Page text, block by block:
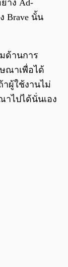
าง Ad-
Brave นั้น
ด้านการ
ณาเพื่อได้
าผู้ใช้งานไม่
ไปได้นั่นเอง